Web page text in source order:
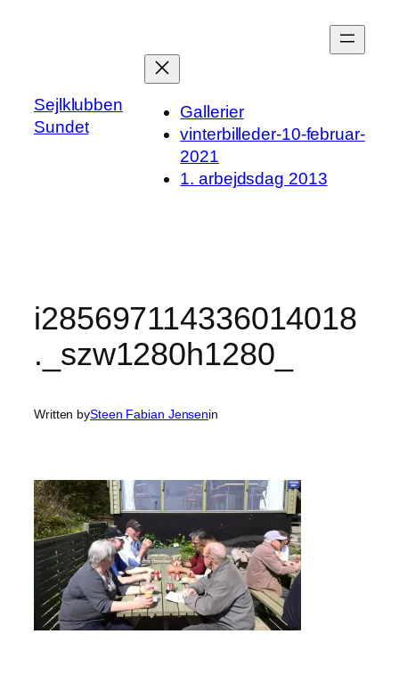
Sejlklubben
Sundet
Gallerier
vinterbilleder-10-februar-
2021
1. arbejdsdag 2013
i285697114336014018
._szw1280h1280_
Written bySteen Fabian Jensenin